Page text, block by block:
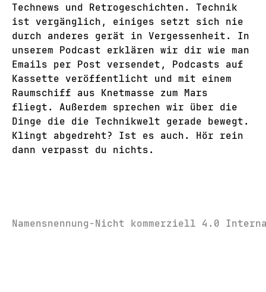
Technews und Retrogeschichten. Technik
ist vergänglich, einiges setzt sich nie
durch anderes gerät in Vergessenheit. In
unserem Podcast erklären wir dir wie man
Emails per Post versendet, Podcasts auf
Kassette veröffentlicht und mit einem
Raumschiff aus Knetmasse zum Mars
fliegt. Außerdem sprechen wir über die
Dinge die die Technikwelt gerade bewegt.
Klingt abgedreht? Ist es auch. Hör rein
dann verpasst du nichts.
Namensnennung-Nicht kommerziell 4.0